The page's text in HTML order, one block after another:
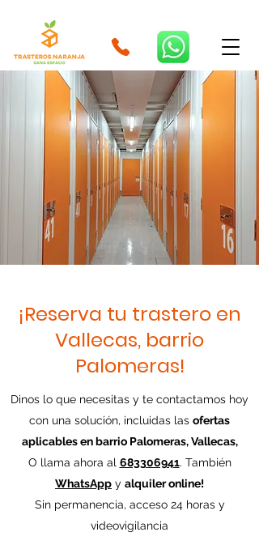
¡Reserva tu trastero en
Vallecas, barrio
Palomeras!
Dinos lo que necesitas y te contactamos hoy
con una solución, incluidas las ofertas
aplicables en barrio Palomeras, Vallecas,
O llama ahora al 683306941. También
WhatsApp y alquiler online!
Sin permanencia, acceso 24 horas y
videovigilancia